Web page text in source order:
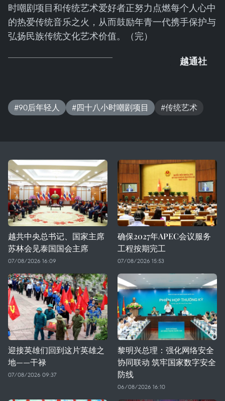
时嘲剧项目和传统艺术爱好者正努力点燃每个人心中
的热爱传统音乐之火，从而鼓励年青一代携手保护与
弘扬民族传统文化艺术价值。（完）
越通社
#90后年轻人 #四十八小时嘲剧项目 #传统艺术
越共中央总书记、国家主席
苏林会见泰国国会主席
07/08/2026 16:09
确保2027年APEC会议服务
工程按期完工
07/08/2026 15:53
迎接英雄们回到这片英雄之
地——干禄
07/08/2026 09:37
黎明兴总理：强化网络安全
协同联动 筑牢国家数字安全
防线
06/08/2026 16:10